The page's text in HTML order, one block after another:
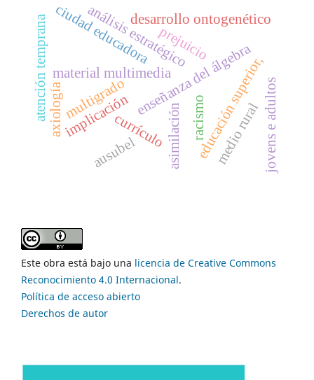
currículo
implicación
axiología
material multimediaenseñanza del álgebra
análisis estratégico
educación superior,
atención temprana desarrollo ontogenético
asimilación racismo
prejuicio
ausubel medio ruraljovens e adultos
multigrado
ciudad educadora
Este obra está bajo una licencia de Creative Commons
Reconocimiento 4.0 Internacional.
Política de acceso abierto
Derechos de autor